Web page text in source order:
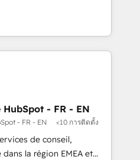
AI services. 🧩
with custom
no-shows - Improve
- Scale with less
Team to handle the
AND building your ideal
to maximize
- FR - EN
- FR - EN <10 การติดตั้ง
de conseil,
la région EMEA et